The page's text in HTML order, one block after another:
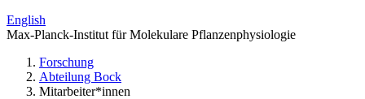
English
Max-Planck-Institut für Molekulare Pflanzenphysiologie
Forschung
Abteilung Bock
Mitarbeiter*innen